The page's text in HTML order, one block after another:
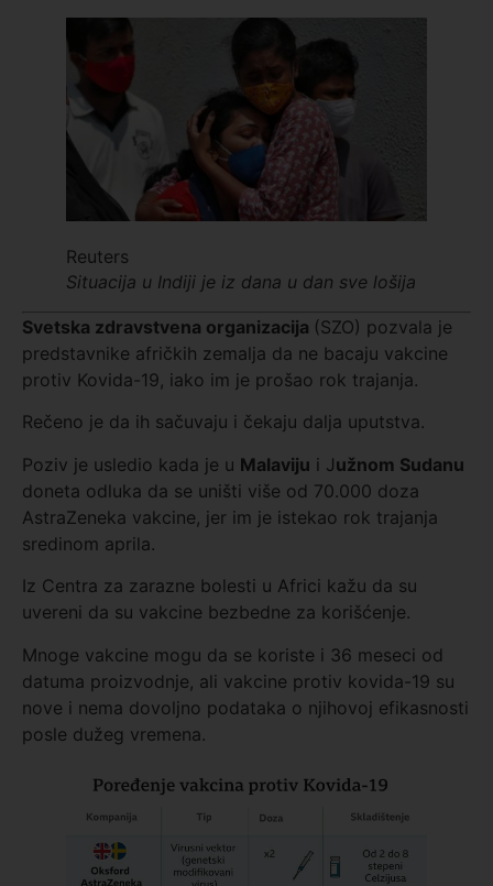
Reuters
Situacija u Indiji je iz dana u dan sve lošija
Svetska zdravstvena organizacija (SZO) pozvala je
predstavnike afričkih zemalja da ne bacaju vakcine
protiv Kovida-19, iako im je prošao rok trajanja.
Rečeno je da ih sačuvaju i čekaju dalja uputstva.
Poziv je usledio kada je u Malaviju i Južnom Sudanu
doneta odluka da se uništi više od 70.000 doza
AstraZeneka vakcine, jer im je istekao rok trajanja
sredinom aprila.
Iz Centra za zarazne bolesti u Africi kažu da su
uvereni da su vakcine bezbedne za korišćenje.
Mnoge vakcine mogu da se koriste i 36 meseci od
datuma proizvodnje, ali vakcine protiv kovida-19 su
nove i nema dovoljno podataka o njihovoj efikasnosti
posle dužeg vremena.